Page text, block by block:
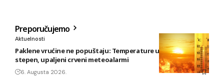
Preporučujemo
Aktuelnosti
Paklene vrućine ne popuštaju: Temperature u BiH i do 41
stepen, upaljeni crveni meteoalarmi
6. Augusta 2026.